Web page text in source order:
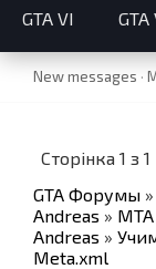
GTA VI GTA
New messages ·
Сторінка 1 з 1
GTA Форумы »
Andreas »
Andreas »
Meta.xml